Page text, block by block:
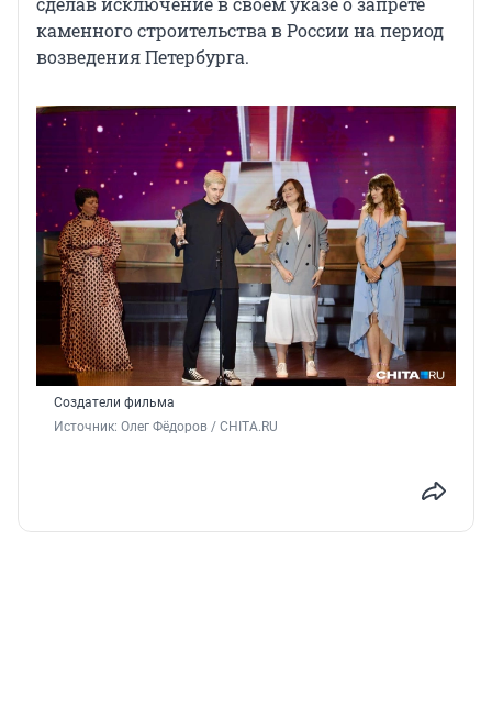
каменного строительства в России на период
возведения Петербурга.
Создатели фильма
Источник: Олег Фёдоров / CHITA.RU